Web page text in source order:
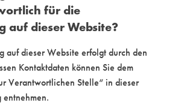
für die
auf dieser Website?
auf dieser Website erfolgt durch den
Kontaktdaten können Sie dem
Verantwortlichen Stelle“ in dieser
entnehmen.